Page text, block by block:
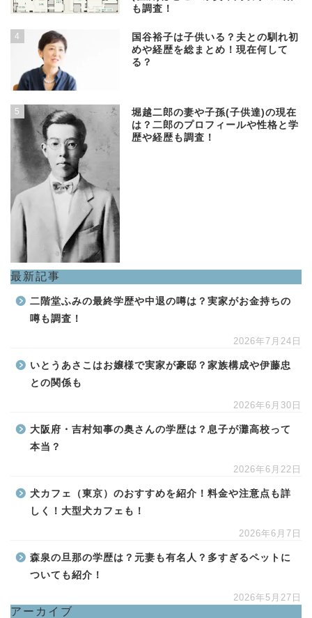
も調査！
4
国谷裕子は子供いる？夫との馴れ初
めや経歴を総まとめ！現在何して
る？
5
堀越二郎の妻や子孫(子供達)の現在
は？二郎のプロフィールや性格と学
歴や経歴も調査！
最新記事
二階堂ふみの最終学歴や中退の噂は？実家がお金持ちの
噂も調査！
2026年7月24日
いとうあさこはお嬢様で実家が豪邸？家族構成や伊藤忠
との関係も
2026年6月30日
大阪府・吉村知事の奥さんの学歴は？息子が灘高校って
本当？
2026年6月22日
犬カフェ（東京）のおすすめを紹介！料金や注意点も詳
しく！大型犬カフェも！
2026年6月7日
森泉の旦那の学歴は？元妻も有名人？多すぎるペットに
ついても紹介！
2026年5月27日
アーカイブ